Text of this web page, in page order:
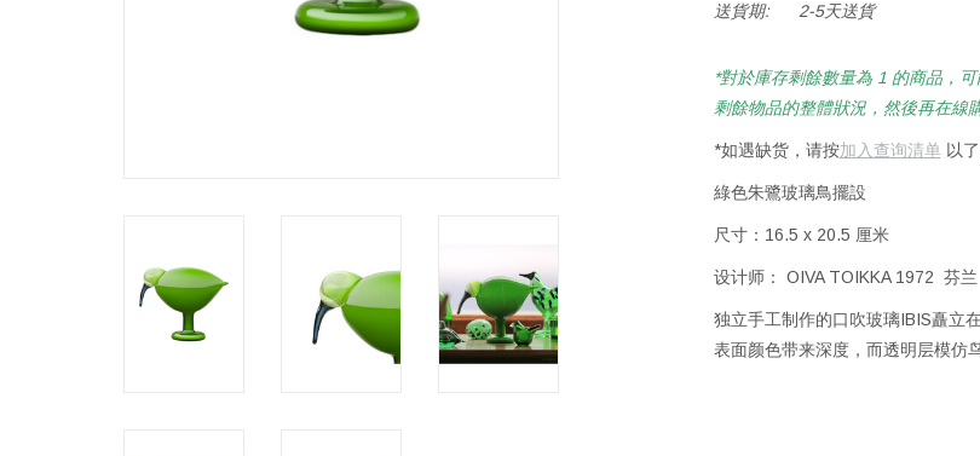
送貨期:
2-5天送貨
*對於庫存剩餘數量為 1 的商品，
剩餘物品的整體狀況，然後再在線
*如遇缺货，请按加入查询清单以了
綠色朱鷺玻璃鳥擺設
尺寸：16.5 x 20.5 厘米
设计师： OIVA TOIKKA 1972 芬兰
独立手工制作的口吹玻璃IBIS矗立
表面颜色带来深度，而透明层模仿